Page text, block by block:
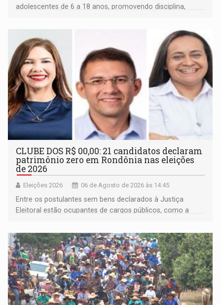
adolescentes de 6 a 18 anos, promovendo disciplina,
CLUBE DOS R$ 00,00: 21 candidatos declaram
patrimônio zero em Rondônia nas eleições
de 2026
Eleições 2026 06 de Agosto de 2026 às 14:45
Entre os postulantes sem bens declarados à Justiça
Eleitoral estão ocupantes de cargos públicos, como a
Pedro Geovar (PP) e a vice-prefeita Magna dos Anjos
(NOVO)